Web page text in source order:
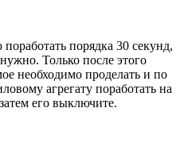
порядка 30 секунд,
Только после этого
необходимо проделать и по
агрегату поработать на
его выключите.